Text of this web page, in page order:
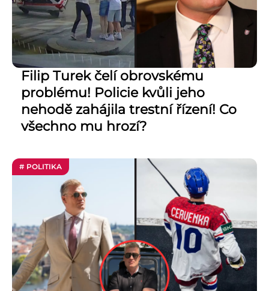
Filip Turek čelí obrovskému
problému! Policie kvůli jeho
nehodě zahájila trestní řízení! Co
všechno mu hrozí?
# POLITIKA